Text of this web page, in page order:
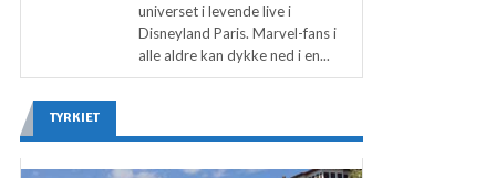
universet i levende live i
Disneyland Paris. Marvel-fans i
alle aldre kan dykke ned i en...
TYRKIET